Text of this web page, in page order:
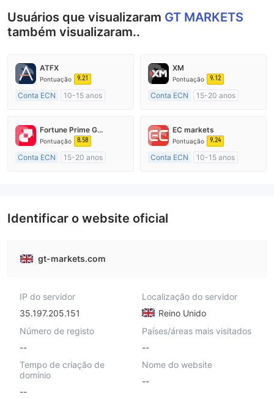
Usuários que visualizaram GT MARKETS
também visualizaram..
ATFX
Pontuação 9.21
Conta ECN
10-15 anos
Market Marketing (MM)
Etiqueta principal MT4
XM
Pontuação 9.12
Conta ECN
15-20 anos
Market Marketing (MM)
Etiqueta principal MT4
Fortune Prime Global
Pontuação 8.58
Conta ECN
15-20 anos
EC markets
Pontuação 9.24
Conta ECN
10-15 anos
Identificar o website oficial
gt-markets.com
IP do servidor
35.197.205.151
Localização do servidor
Reino Unido
Número de registo
--
Países/áreas mais visitados
--
Tempo de criação de
domínio
--
Nome do website
--